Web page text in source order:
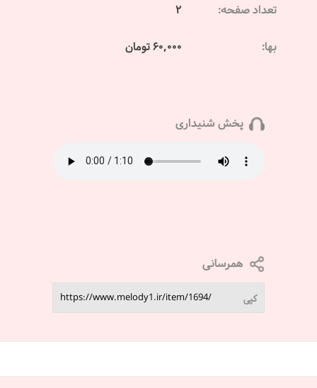
تعداد صفحه: 2
بها: 60,000 تومان
پخش شنیداری
همرسانی
کپی